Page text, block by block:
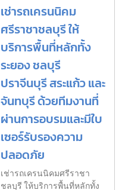
เช่ารถเครนนิคม
ศรีราชาชลบุรี ให้
บริการพื้นที่หลักทั้ง
ระยอง ชลบุรี
ปราจีนบุรี สระแก้ว และ
จันทบุรี ด้วยทีมงานที่
ผ่านการอบรมและมีใบ
เซอร์รับรองความ
ปลอดภัย
เช่ารถเครนนิคมศรีราชา
ชลบุรี ให้บริการพื้นที่หลักทั้ง